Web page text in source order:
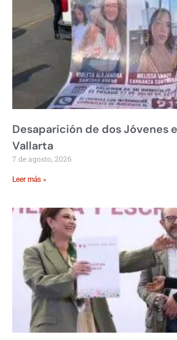
Desaparición de dos Jóvenes
Vallarta
7 de agosto, 2026
Leer más »